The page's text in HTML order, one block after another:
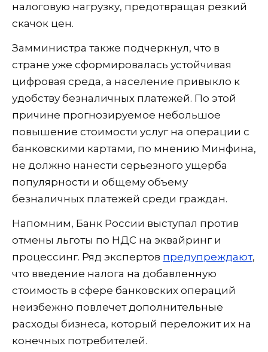
налоговую нагрузку, предотвращая резкий
скачок цен.
Замминистра также подчеркнул, что в
стране уже сформировалась устойчивая
цифровая среда, а население привыкло к
удобству безналичных платежей. По этой
причине прогнозируемое небольшое
повышение стоимости услуг на операции с
банковскими картами, по мнению Минфина,
не должно нанести серьезного ущерба
популярности и общему объему
безналичных платежей среди граждан.
Напомним, Банк России выступал против
отмены льготы по НДС на эквайринг и
процессинг. Ряд экспертов предупреждают,
что введение налога на добавленную
стоимость в сфере банковских операций
неизбежно повлечет дополнительные
расходы бизнеса, который переложит их на
конечных потребителей.